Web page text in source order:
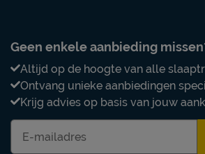
Geen enkele aanbieding
Altijd op de hoogte van alle
Ontvang unieke aanbiedingen
Krijg advies op basis van jouw